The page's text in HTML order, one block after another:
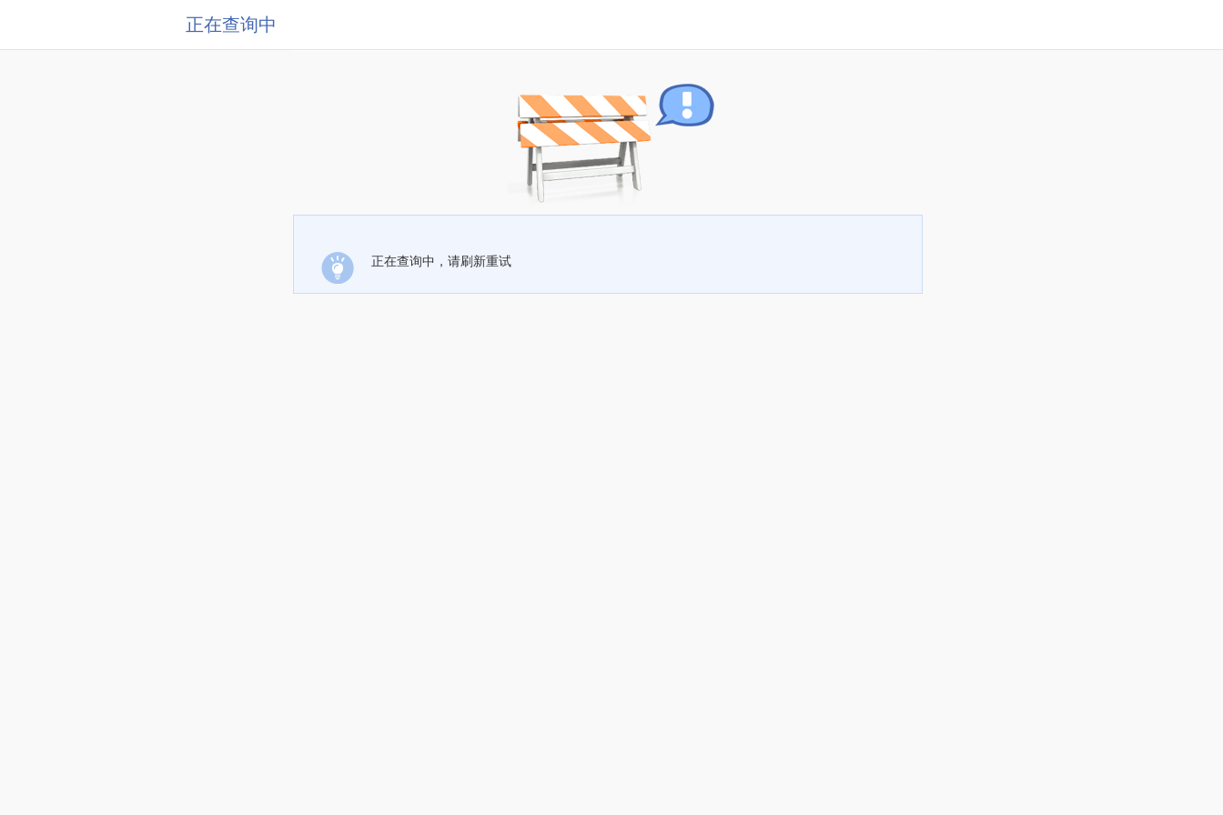
正在查询中
正在查询中，请刷新重试